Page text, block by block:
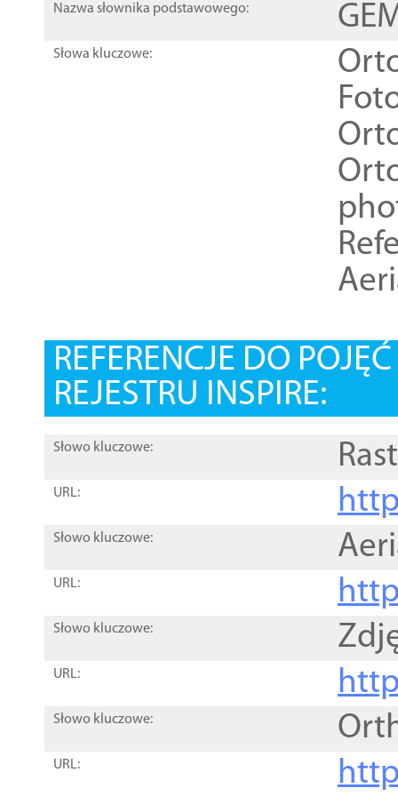
Nazwa słownika podstawowego:
Słowa kluczowe:
REFERENCJE DO
REJESTRU INSPIRE:
Słowo kluczowe:
URL:
Słowo kluczowe:
URL:
Słowo kluczowe:
URL:
Słowo kluczowe:
URL: